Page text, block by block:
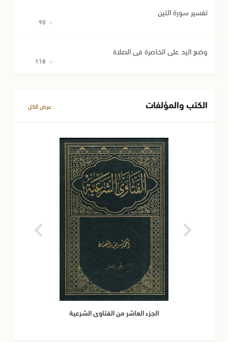
تفسير سورة التين
وضع اليد على الخاصرة في الصلاة
الكتب والمؤلفات عرض الكل
الجزء العاشر من الفتاوى الشرعية